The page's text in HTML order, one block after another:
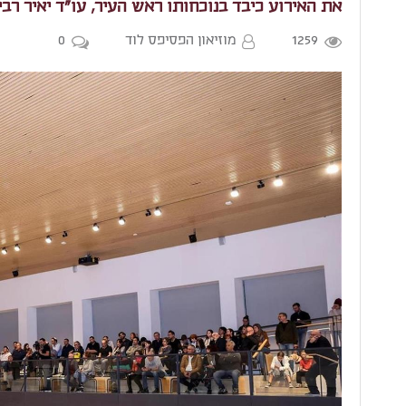
את האירוע כיבד בנוכחותו ראש העיר, עו"ד יאיר
1259 מוזיאון הפסיפס לוד 0